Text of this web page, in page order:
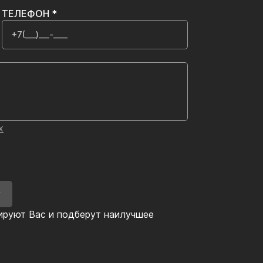
Вас и подберут наилучшее
ТЕЛЕФОН *